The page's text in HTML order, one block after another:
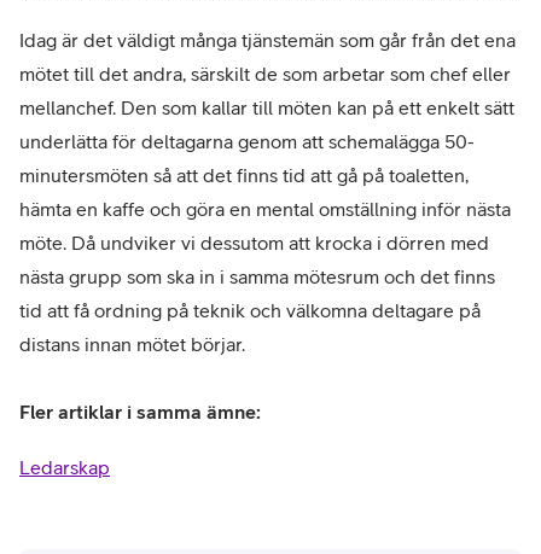
Idag är det väldigt många tjänstemän som går från det ena
mötet till det andra, särskilt de som arbetar som chef eller
mellanchef. Den som kallar till möten kan på ett enkelt sätt
underlätta för deltagarna genom att schemalägga 50-
minutersmöten så att det finns tid att gå på toaletten,
hämta en kaffe och göra en mental omställning inför nästa
möte. Då undviker vi dessutom att krocka i dörren med
nästa grupp som ska in i samma mötesrum och det finns
tid att få ordning på teknik och välkomna deltagare på
distans innan mötet börjar.
Fler artiklar i samma ämne:
Ledarskap